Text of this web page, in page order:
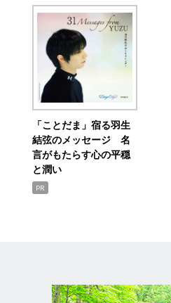
「ことだま」宿る羽生
結弦のメッセージ 名
言がもたらす心の平穏
と潤い
PR